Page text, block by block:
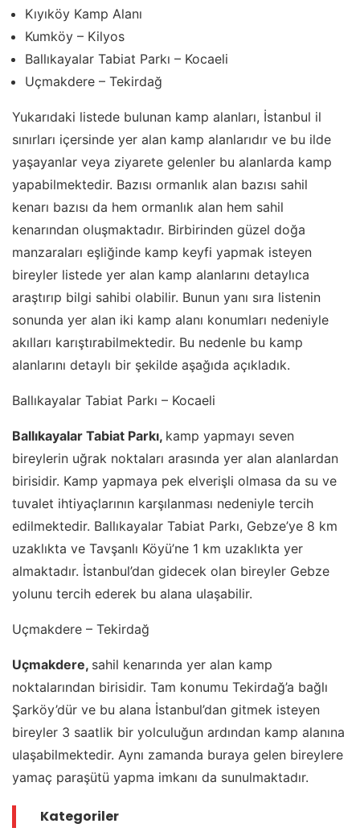
Kıyıköy Kamp Alanı
Kumköy – Kilyos
Ballıkayalar Tabiat Parkı – Kocaeli
Uçmakdere – Tekirdağ
Yukarıdaki listede bulunan kamp alanları, İstanbul il
sınırları içersinde yer alan kamp alanlarıdır ve bu ilde
yaşayanlar veya ziyarete gelenler bu alanlarda kamp
yapabilmektedir. Bazısı ormanlık alan bazısı sahil
kenarı bazısı da hem ormanlık alan hem sahil
kenarından oluşmaktadır. Birbirinden güzel doğa
manzaraları eşliğinde kamp keyfi yapmak isteyen
bireyler listede yer alan kamp alanlarını detaylıca
araştırıp bilgi sahibi olabilir. Bunun yanı sıra listenin
sonunda yer alan iki kamp alanı konumları nedeniyle
akılları karıştırabilmektedir. Bu nedenle bu kamp
alanlarını detaylı bir şekilde aşağıda açıkladık.
Ballıkayalar Tabiat Parkı – Kocaeli
Ballıkayalar Tabiat Parkı, kamp yapmayı seven
bireylerin uğrak noktaları arasında yer alan alanlardan
birisidir. Kamp yapmaya pek elverişli olmasa da su ve
tuvalet ihtiyaçlarının karşılanması nedeniyle tercih
edilmektedir. Ballıkayalar Tabiat Parkı, Gebze’ye 8 km
uzaklıkta ve Tavşanlı Köyü’ne 1 km uzaklıkta yer
almaktadır. İstanbul’dan gidecek olan bireyler Gebze
yolunu tercih ederek bu alana ulaşabilir.
Uçmakdere – Tekirdağ
Uçmakdere, sahil kenarında yer alan kamp
noktalarından birisidir. Tam konumu Tekirdağ’a bağlı
Şarköy’dür ve bu alana İstanbul’dan gitmek isteyen
bireyler 3 saatlik bir yolculuğun ardından kamp alanına
ulaşabilmektedir. Aynı zamanda buraya gelen bireylere
yamaç paraşütü yapma imkanı da sunulmaktadır.
Kategoriler